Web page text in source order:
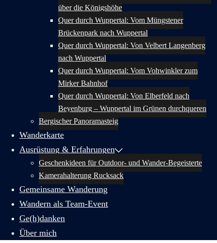
über die Königshöhe
Quer durch Wuppertal: Vom Müngstener
Brückenpark nach Wuppertal
Quer durch Wuppertal: Von Velbert Langenberg
nach Wuppertal
Quer durch Wuppertal: Vom Vohwinkler zum
Mirker Bahnhof
Quer durch Wuppertal: Von Elberfeld nach
Beyenburg – Wuppertal im Grünen durchqueren
Bergischer Panoramasteig
Wanderkarte
Ausrüstung & Erfahrungen
Geschenkideen für Outdoor- und Wander-Begeisterte
Kamerahalterung Rucksack
Gemeinsame Wanderung
Wandern als Team-Event
Ge(h)danken
Über mich